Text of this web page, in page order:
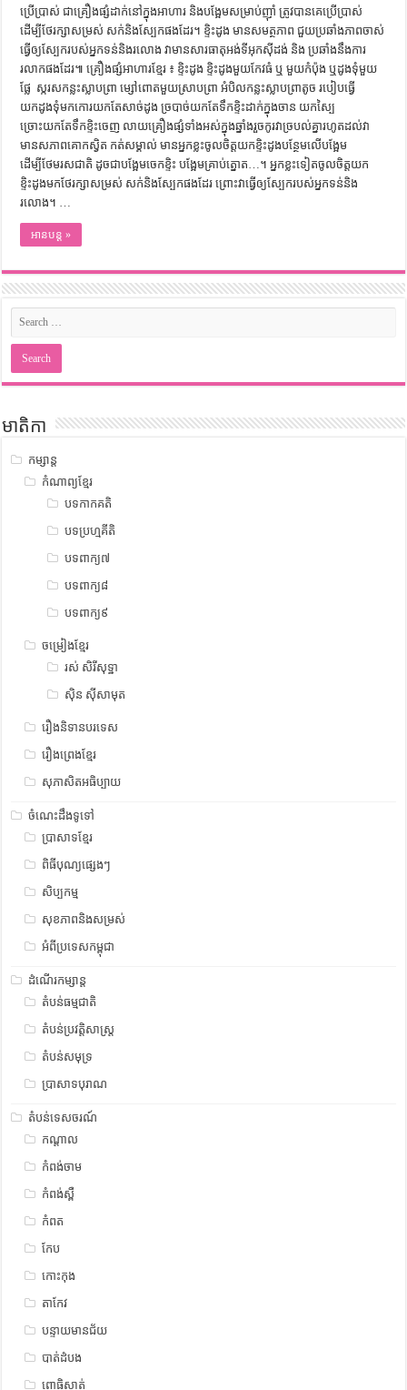
ប្រើប្រាស់ ជា​គ្រឿងផ្សំ​ដាក់​នៅក្នុង​អាហារ និង​បង្អែម​សម្រាប់​ញ៉ាំ ត្រូវបាន​គេ​ប្រើប្រាស់
ដើម្បី​ថែរក្សា​សម្រស់ សក់​និង​ស្បែក​ផងដែរ​។ ​ខ្ទិះដូង​ មាន​សមត្ថភាព ជួយ​ប្រឆាំង​ភាព​ចាស់
ធ្វើឲ្យ​ស្បែក​របស់អ្នក​ទន់និ​ងរលោង វា​មាន​សារធាតុ​អង់​ទី​អុក​ស៊ីដង់ និង ប្រឆាំងនឹង​ការ​
រលាក​ផងដែរ​៕ គ្រឿងផ្សំអាហារខ្មែរ ៖ ខ្ទិះដូង ខ្ទិះដូងមួយកែវធំ ឬ មួយកំប៉ុង ឬដូងទុំមួយ
ផ្លែ ស្ករសកន្លះស្លាបព្រា ម្សៅពោតមួយស្រាបព្រា អំបិលកន្លះស្លាបព្រាតូច របៀបធ្វើ
យកដូងទំុមកកោរយកតែសាច់ដូង ច្របាច់យកតែទឹកខ្ទិះដាក់ក្នុងចាន យកស្បៃ
ច្រោះយកតែទឹកខ្ទិះចេញ លាយគ្រឿងផ្សំទាំងអស់ក្នុងឆ្នាំងរួចកូរវាច្របល់គ្នារហូតដល់វា
មានសភាពគោកស្វិត កត់សម្គាល់ មានអ្នកខ្លះចូលចិត្តយកខ្ទិះដូងបន្ថែមលើបង្អែម
ដើម្បីថែមរសជាតិ ដូចជាបង្អែមចេកខ្ទិះ បង្អែមគ្រាប់ត្នោត…។ អ្នកខ្លះទៀតចូលចិត្តយក
ខ្ទិះដូងមកថែរក្សាសម្រស់ សក់​និង​ស្បែក​ផងដែរ ព្រោះវាធ្វើឲ្យ​ស្បែក​របស់អ្នក​ទន់និ​ង
រលោង។ …
អានបន្ត »
មាតិកា
កម្សាន្ត
កំណាព្យខ្មែរ
បទកាកគតិ
បទប្រហ្មគីតិ
បទពាក្យ៧
បទពាក្យ៨
បទពាក្យ៩
ចម្រៀងខ្មែរ
រស់ សិរីសុទ្ឋា
ស៊ិន ស៊ីសាមុត
រឿងនិទានបរទេស
រឿងព្រេងខ្មែរ
សុភាសិតអធិប្បាយ
ចំណេះដឹងទូទៅ
ប្រាសាទខ្មែរ
ពិធីបុណ្យផ្សេងៗ
សិប្បកម្ម
សុខភាពនិងសម្រស់
អំពីប្រទេសកម្ពុជា
ដំណើរកម្សាន្ត
តំបន់ធម្មជាតិ
តំបន់ប្រវត្តិសាស្រ្ត
តំបន់សមុទ្រ
ប្រាសាទបុរាណ
តំបន់ទេសចរណ៍
កណ្តាល
កំពង់ចាម
កំពង់ស្ពឺ
កំពត
កែប
កោះកុង
តាកែវ
បន្ទាយមានជ័យ
បាត់ដំបង
ពោធិសាត់